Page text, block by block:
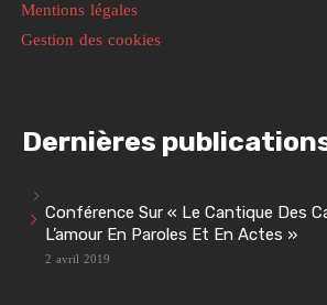
Mentions légales
Gestion des cookies
Dernières
Conférence Sur « Le Cantique Des
L’amour En Paroles Et En Actes »
2 avril 2019